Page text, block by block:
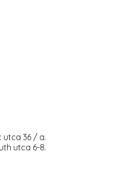
utca 36 / a.
utca 6-8.